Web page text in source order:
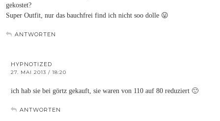
gekostet?
Super Outfit, nur das bauchfrei find ich nicht soo dolle 😛
ANTWORTEN
HYPNOTIZED
27. MAI 2013 / 18:20
ich hab sie bei görtz gekauft, sie waren von 110 auf 80 reduziert 🙂
ANTWORTEN